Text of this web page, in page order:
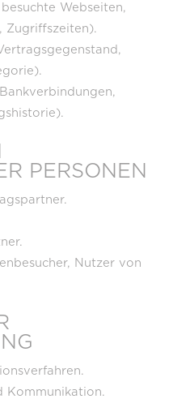
Webseiten,
Zugriffszeiten).
PERSONEN
Nutzer von
Kommunikation.